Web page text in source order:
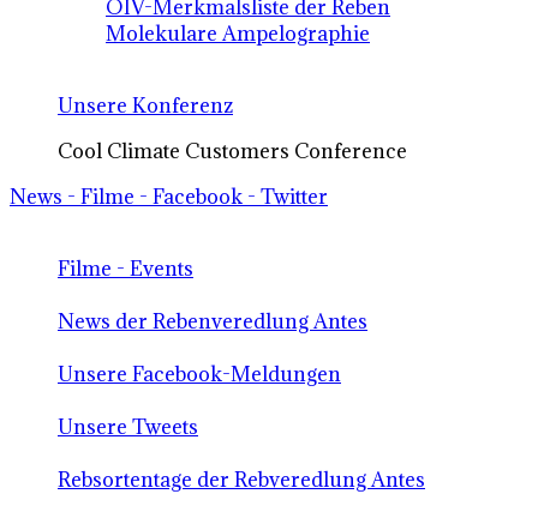
OIV-Merkmalsliste der Reben
Molekulare Ampelographie
Unsere Konferenz
Cool Climate Customers Conference
News - Filme - Facebook - Twitter
Filme - Events
News der Rebenveredlung Antes
Unsere Facebook-Meldungen
Unsere Tweets
Rebsortentage der Rebveredlung Antes